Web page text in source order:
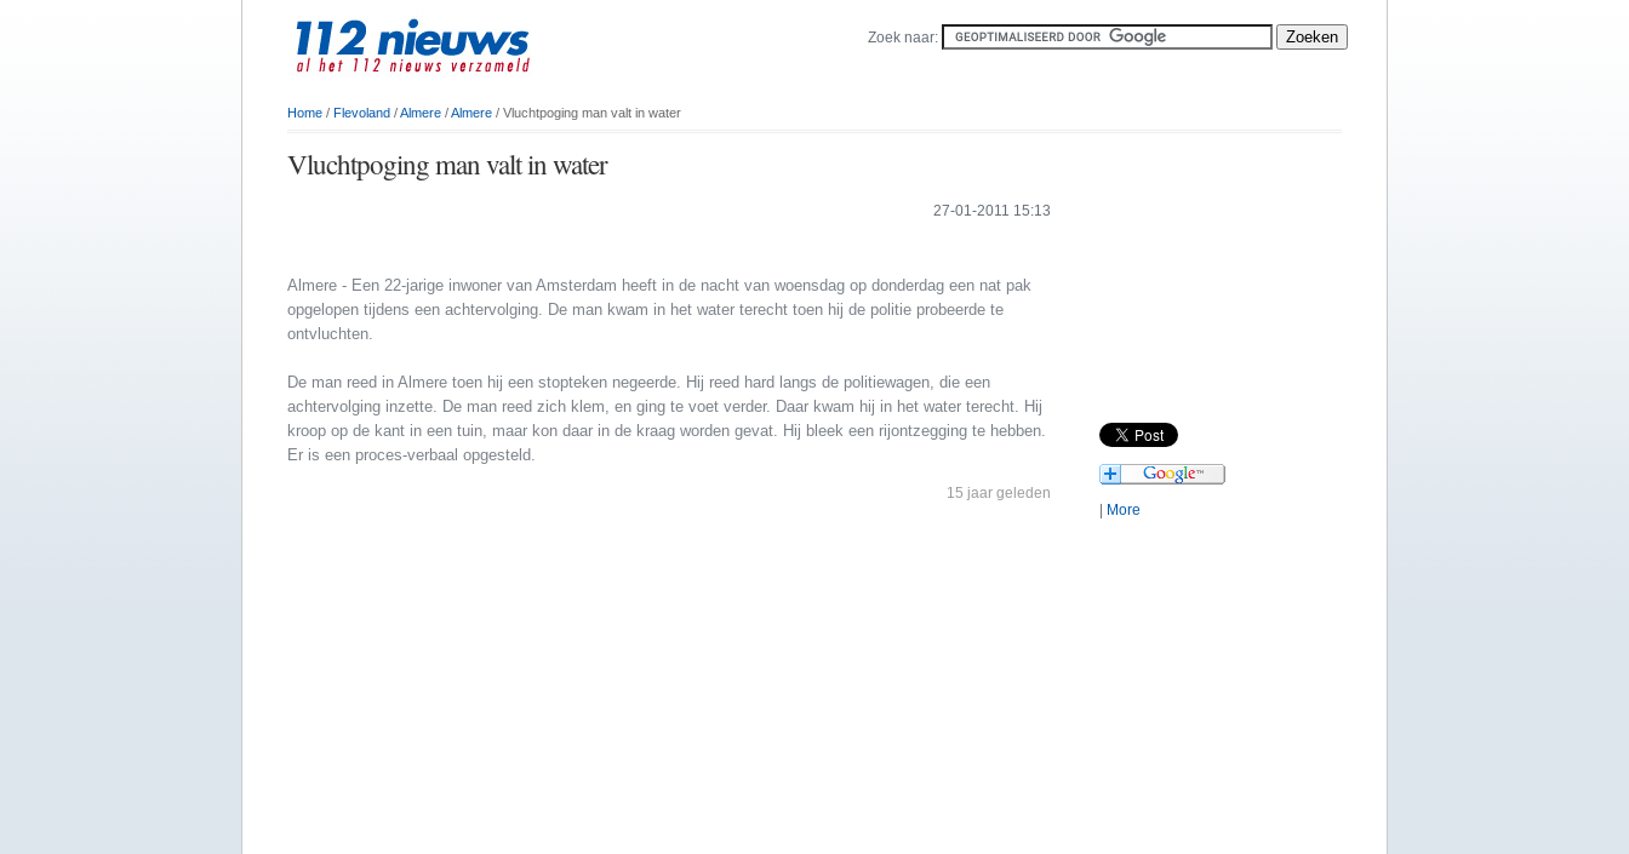
Zoek naar:
Home / Flevoland /Almere /Almere / Vluchtpoging man valt in water
Vluchtpoging man valt in water
27-01-2011 15:13
Almere - Een 22-jarige inwoner van Amsterdam heeft in de nacht van woensdag op donderdag een nat pak
opgelopen tijdens een achtervolging. De man kwam in het water terecht toen hij de politie probeerde te
ontvluchten.
De man reed in Almere toen hij een stopteken negeerde. Hij reed hard langs de politiewagen, die een
achtervolging inzette. De man reed zich klem, en ging te voet verder. Daar kwam hij in het water terecht. Hij
kroop op de kant in een tuin, maar kon daar in de kraag worden gevat. Hij bleek een rijontzegging te hebben.
Er is een proces-verbaal opgesteld.
15 jaar geleden
More